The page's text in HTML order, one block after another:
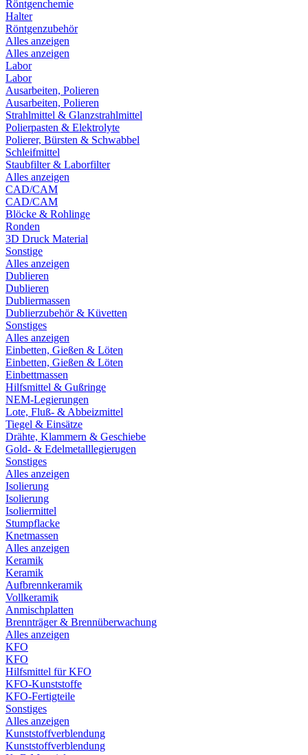
Röntgenchemie
Halter
Röntgenzubehör
Alles anzeigen
Alles anzeigen
Labor
Labor
Ausarbeiten, Polieren
Ausarbeiten, Polieren
Strahlmittel & Glanzstrahlmittel
Polierpasten & Elektrolyte
Polierer, Bürsten & Schwabbel
Schleifmittel
Staubfilter & Laborfilter
Alles anzeigen
CAD/CAM
CAD/CAM
Blöcke & Rohlinge
Ronden
3D Druck Material
Sonstige
Alles anzeigen
Dublieren
Dublieren
Dubliermassen
Dublierzubehör & Küvetten
Sonstiges
Alles anzeigen
Einbetten, Gießen & Löten
Einbetten, Gießen & Löten
Einbettmassen
Hilfsmittel & Gußringe
NEM-Legierungen
Lote, Fluß- & Abbeizmittel
Tiegel & Einsätze
Drähte, Klammern & Geschiebe
Gold- & Edelmetalllegierugen
Sonstiges
Alles anzeigen
Isolierung
Isolierung
Isoliermittel
Stumpflacke
Knetmassen
Alles anzeigen
Keramik
Keramik
Aufbrennkeramik
Vollkeramik
Anmischplatten
Brennträger & Brennüberwachung
Alles anzeigen
KFO
KFO
Hilfsmittel für KFO
KFO-Kunststoffe
KFO-Fertigteile
Sonstiges
Alles anzeigen
Kunststoffverblendung
Kunststoffverblendung